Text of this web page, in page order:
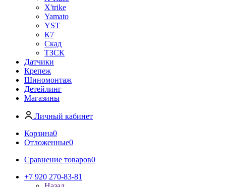
X'trike
Yamato
YST
К7
Скад
ТЗСК
Датчики
Крепеж
Шиномонтаж
Детейлинг
Магазины
Личный кабинет
Корзина0
Отложенные0
Сравнение товаров0
+7 920 270-83-81